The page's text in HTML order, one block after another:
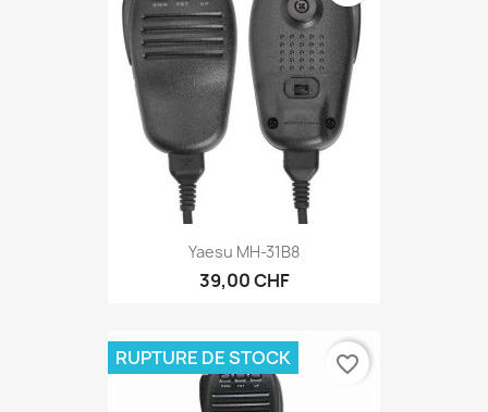
Yaesu MH-31B8
39,00 CHF
RUPTURE DE STOCK favorite_border